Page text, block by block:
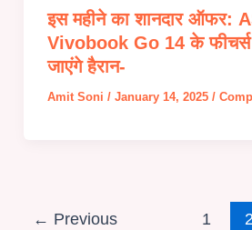
इस महीने का शानदार ऑफर:
Vivobook Go 14 के फीचर्स
जाएंगे हैरान-
Amit Soni / January 14, 2025 /
← Previous 1